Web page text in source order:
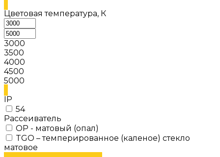
Цветовая температура, К
3000
3500
4000
4500
5000
IP
54
Рассеиватель
OP - матовый (опал)
TGO – темперированное (каленое) стекло
матовое